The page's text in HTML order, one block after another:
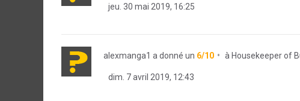
jeu. 30 mai 2019, 16:25
alexmanga1 a donné un 6/10 à Housekeeper of
dim. 7 avril 2019, 12:43